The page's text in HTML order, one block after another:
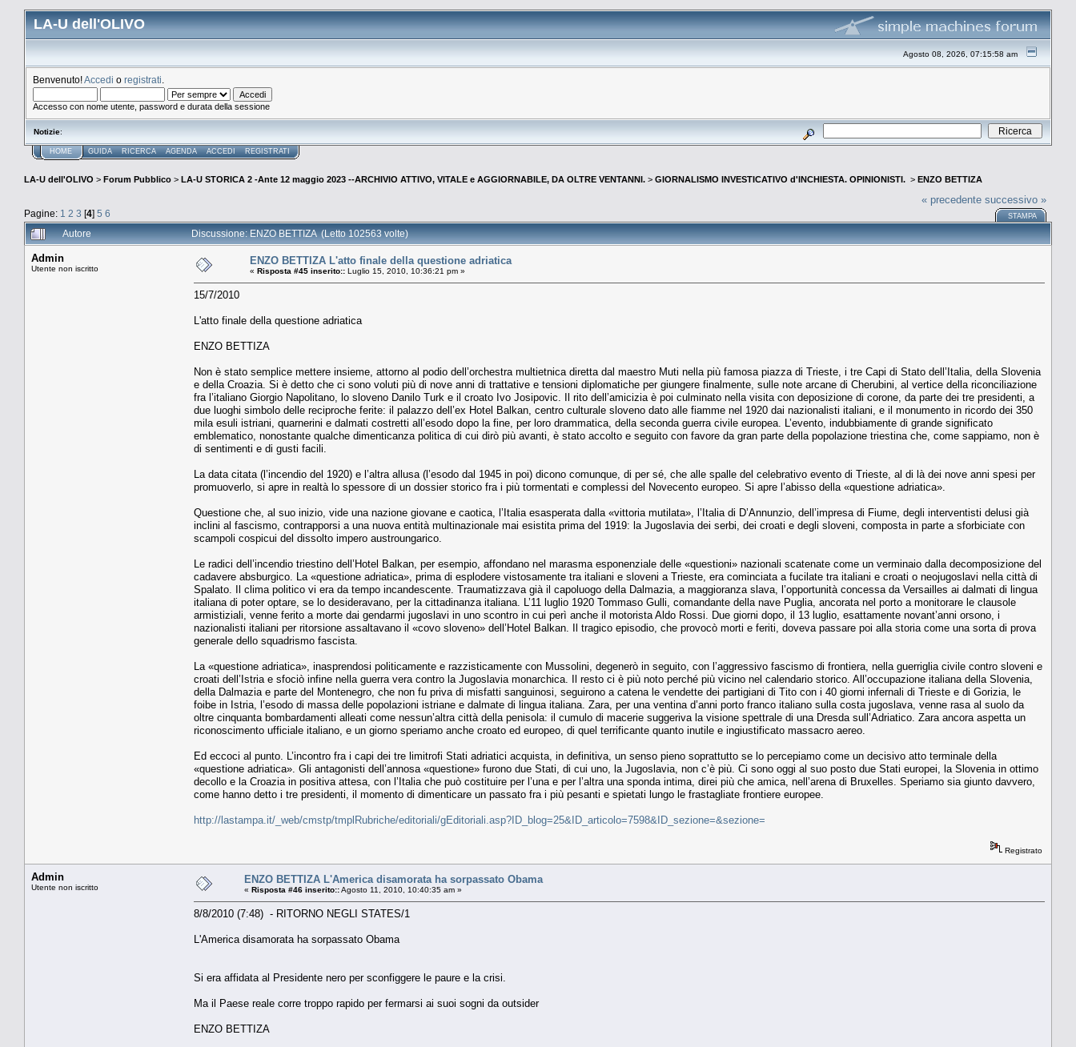
LA-U dell'OLIVO
Agosto 08, 2026, 07:15:58 am
Benvenuto!Accedi o registrati
Accesso con nome utente, password e durata della sessione
Notizie:
HOME GUIDA RICERCA AGENDA ACCEDI REGISTRATI
LA-U dell'OLIVO > Forum Pubblico > LA-U STORICA 2 -Ante 12 maggio 2023 --ARCHIVIO ATTIVO, VITALE e AGGIORNABILE, DA OLTRE VENTANNI. > GIORNALISMO INVESTICATIVO d'INCHIESTA. OPINIONISTI. > ENZO BETTIZA
Pagine: 1 2 3 [4] 5 6
« precedente successivo »
STAMPA
Autore Discussione: ENZO BETTIZA (Letto 102563 volte)
Admin
Utente non iscritto
ENZO BETTIZA L'atto finale della questione adriatica
« Risposta #45 inserito:: Luglio 15, 2010, 10:36:21 pm »
15/7/2010
L'atto finale della questione adriatica
ENZO BETTIZA
Non è stato semplice mettere insieme, attorno al podio dell’orchestra multietnica diretta dal maestro Muti nella più famosa piazza di Trieste, i tre Capi di Stato dell’Italia, della Slovenia
e della Croazia. Si è detto che ci sono voluti più di nove anni di trattative e tensioni diplomatiche per giungere finalmente, sulle note arcane di Cherubini, al vertice della riconciliazione
fra l’italiano Giorgio Napolitano, lo sloveno Danilo Turk e il croato Ivo Josipovic. Il rito dell’amicizia è poi culminato nella visita con deposizione di corone, da parte dei tre presidenti, a
due luoghi simbolo delle reciproche ferite: il palazzo dell’ex Hotel Balkan, centro culturale sloveno dato alle fiamme nel 1920 dai nazionalisti italiani, e il monumento in ricordo dei 350
mila esuli istriani, quarnerini e dalmati costretti all’esodo dopo la fine, per loro drammatica, della seconda guerra civile europea. L’evento, indubbiamente di grande significato
emblematico, nonostante qualche dimenticanza politica di cui dirò più avanti, è stato accolto e seguito con favore da gran parte della popolazione triestina che, come sappiamo, non è
di sentimenti e di gusti facili.
La data citata (l’incendio del 1920) e l’altra allusa (l’esodo dal 1945 in poi) dicono comunque, di per sé, che alle spalle del celebrativo evento di Trieste, al di là dei nove anni spesi per
promuoverlo, si apre in realtà lo spessore di un dossier storico fra i più tormentati e complessi del Novecento europeo. Si apre l’abisso della «questione adriatica».
Questione che, al suo inizio, vide una nazione giovane e caotica, l’Italia esasperata dalla «vittoria mutilata», l’Italia di D’Annunzio, dell’impresa di Fiume, degli interventisti delusi già
inclini al fascismo, contrapporsi a una nuova entità multinazionale mai esistita prima del 1919: la Jugoslavia dei serbi, dei croati e degli sloveni, composta in parte a sforbiciate con
scampoli cospicui del dissolto impero austroungarico.
Le radici dell’incendio triestino dell’Hotel Balkan, per esempio, affondano nel marasma esponenziale delle «questioni» nazionali scatenate come un verminaio dalla decomposizione del
cadavere absburgico. La «questione adriatica», prima di esplodere vistosamente tra italiani e sloveni a Trieste, era cominciata a fucilate tra italiani e croati o neojugoslavi nella città di
Spalato. Il clima politico vi era da tempo incandescente. Traumatizzava già il capoluogo della Dalmazia, a maggioranza slava, l’opportunità concessa da Versailles ai dalmati di lingua
italiana di poter optare, se lo desideravano, per la cittadinanza italiana. L’11 luglio 1920 Tommaso Gulli, comandante della nave Puglia, ancorata nel porto a monitorare le clausole
armistiziali, venne ferito a morte dai gendarmi jugoslavi in uno scontro in cui perì anche il motorista Aldo Rossi. Due giorni dopo, il 13 luglio, esattamente novant’anni orsono, i
nazionalisti italiani per ritorsione assaltavano il «covo sloveno» dell’Hotel Balkan. Il tragico episodio, che provocò morti e feriti, doveva passare poi alla storia come una sorta di prova
generale dello squadrismo fascista.
La «questione adriatica», inasprendosi politicamente e razzisticamente con Mussolini, degenerò in seguito, con l’aggressivo fascismo di frontiera, nella guerriglia civile contro sloveni e
croati dell’Istria e sfociò infine nella guerra vera contro la Jugoslavia monarchica. Il resto ci è più noto perché più vicino nel calendario storico. All’occupazione italiana della Slovenia,
della Dalmazia e parte del Montenegro, che non fu priva di misfatti sanguinosi, seguirono a catena le vendette dei partigiani di Tito con i 40 giorni infernali di Trieste e di Gorizia, le
foibe in Istria, l’esodo di massa delle popolazioni istriane e dalmate di lingua italiana. Zara, per una ventina d’anni porto franco italiano sulla costa jugoslava, venne rasa al suolo da
oltre cinquanta bombardamenti alleati come nessun’altra città della penisola: il cumulo di macerie suggeriva la visione spettrale di una Dresda sull’Adriatico. Zara ancora aspetta un
riconoscimento ufficiale italiano, e un giorno speriamo anche croato ed europeo, di quel terrificante quanto inutile e ingiustificato massacro aereo.
Ed eccoci al punto. L’incontro fra i capi dei tre limitrofi Stati adriatici acquista, in definitiva, un senso pieno soprattutto se lo percepiamo come un decisivo atto terminale della
«questione adriatica». Gli antagonisti dell’annosa «questione» furono due Stati, di cui uno, la Jugoslavia, non c’è più. Ci sono oggi al suo posto due Stati europei, la Slovenia in ottimo
decollo e la Croazia in positiva attesa, con l’Italia che può costituire per l’una e per l’altra una sponda intima, direi più che amica, nell’arena di Bruxelles. Speriamo sia giunto davvero,
come hanno detto i tre presidenti, il momento di dimenticare un passato fra i più pesanti e spietati lungo le frastagliate frontiere europee.
http://lastampa.it/_web/cmstp/tmplRubriche/editoriali/gEditoriali.asp?ID_blog=25&ID_articolo=7598&ID_sezione=&sezione=
Registrato
Admin
Utente non iscritto
ENZO BETTIZA L'America disamorata ha sorpassato Obama
« Risposta #46 inserito::Agosto 11, 2010, 10:40:35 am »
8/8/2010 (7:48) - RITORNO NEGLI STATES/1
L'America disamorata ha sorpassato Obama
Si era affidata al Presidente nero per sconfiggere le paure e la crisi.
Ma il Paese reale corre troppo rapido per fermarsi ai suoi sogni da outsider
ENZO BETTIZA